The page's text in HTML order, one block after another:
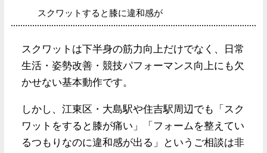
スクワットすると膝に違和感が
スクワットは下半身の筋力向上だけでなく、日常
生活・姿勢改善・競技パフォーマンス向上にも欠
かせない基本動作です。
しかし、江東区・大島駅や住吉駅周辺でも「スク
ワットをすると膝が痛い」「フォームを整えてい
るつもりなのに違和感が出る」というご相談は非